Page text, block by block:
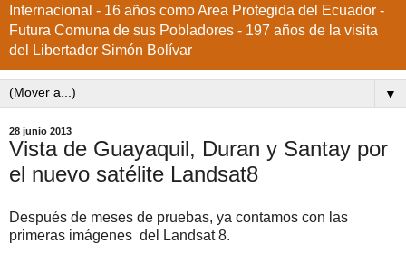
Internacional - 16 años como Area Protegida del Ecuador -
Futura Comuna de sus Pobladores - 197 años de la visita
del Libertador Simón Bolívar
▼
28 junio 2013
Vista de Guayaquil, Duran y Santay por
el nuevo satélite Landsat8
Después de meses de pruebas, ya contamos con las
primeras imágenes del Landsat 8.